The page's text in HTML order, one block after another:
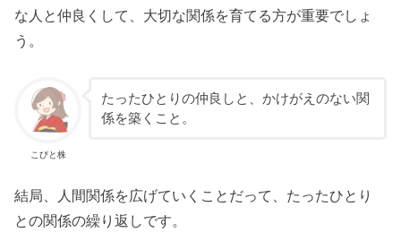
な人と仲良くして、大切な関係を育てる方が重要でしょ
う。
こびと株
たったひとりの仲良しと、かけがえのない関
係を築くこと。
結局、人間関係を広げていくことだって、たったひとり
との関係の繰り返しです。